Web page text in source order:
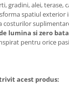
gradini, alei, terase,
spatiul exterior
costurilor
lumina si zero
pentru orice
acest produs: